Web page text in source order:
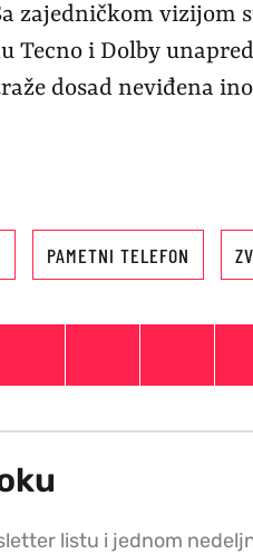
zajedničkom vizijom
Tecno i Dolby
dosad neviđena
PAMETNI TELEFON
listu i jednom